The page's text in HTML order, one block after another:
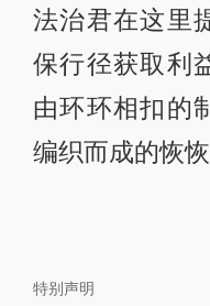
法治君在这里
保行径获取利
由环环相扣的
编织而成的恢恢
特别声明